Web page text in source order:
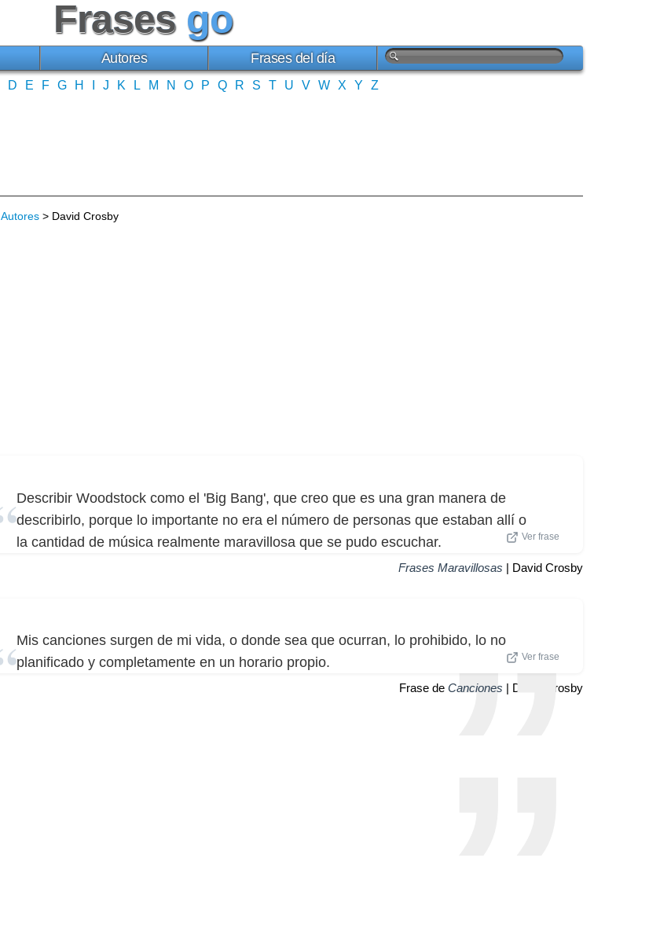
Frases go
Autores Frases del día
D E F G H J K L M N O P Q R S T U V W X Y Z
Autores > David Crosby
Describir Woodstock como el 'Big Bang', que creo que es una gran manera de
describirlo, porque lo importante no era el número de personas que estaban allí o
la cantidad de música realmente maravillosa que se pudo escuchar.
Ver frase
Frases Maravillosas | David Crosby
Mis canciones surgen de mi vida, o donde sea que ocurran, lo prohibido, lo no
planificado y completamente en un horario propio.
Ver frase
Frase de Canciones | David Crosby